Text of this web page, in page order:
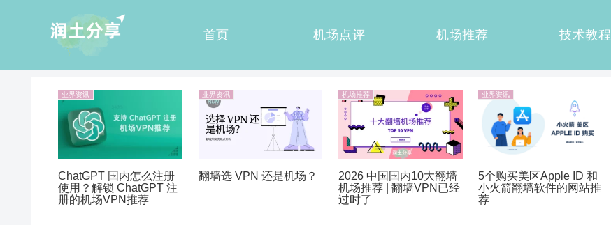
首页 机场点评 机场推荐 技术教程
业界资讯
ChatGPT 国内怎么注册
使用？解锁 ChatGPT 注
册的机场VPN推荐
业界资讯
翻墙选 VPN 还是机场？
机场推荐
2026 中国国内10大翻墙
机场推荐 | 翻墙VPN已经
过时了
业界资讯
5个购买美区Apple ID 和
小火箭翻墙软件的网站推
荐